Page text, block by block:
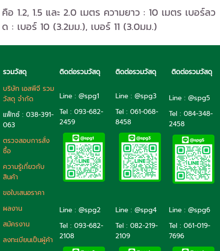
คือ 1.2, 1.5 และ 2.0 เมตร ความยาว : 10 เมตร เบอร์ลว
ด : เบอร์ 10 (3.2มม.), เบอร์ 11 (3.0มม.)
รวมวัสดุ ติดต่อรวมวัสดุ ติดต่อรวมวัสดุ
ติดต่อรวมวัสดุ
บริษัท เอสพีจี รวม
วัสดุ จำกัด
แฟ็กซ์ : 038-391-
063
ตรวจสอบการสั่ง
ซื้อ
ความรู้เกี่ยวกับ
สินค้า
ขอใบเสนอราคา
ผลงาน
สมัครงาน
ลงทะเบียนเป็นผู้ค้า
Line : @spg1
Tel : 093-682-
2459
Line : @spg2
Tel : 093-682-
2108
Line : @spg3
Tel : 061-068-
8458
Line : @spg4
Tel : 082-219-
2109
Line : @spg5
Tel : 084-348-
2458
Line : @spg6
Tel : 061-019-
7696